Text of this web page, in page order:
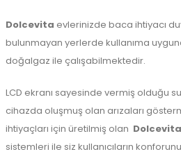
Dolcevita evlerinizde baca ihtiyacı
bulunmayan yerlerde kullanıma
doğalgaz ile çalışabilmektedir.
LCD ekranı sayesinde vermiş olduğu
cihazda oluşmuş olan arızaları
ihtiyaçları için üretilmiş olan
sistemleri ile siz kullanıcıların